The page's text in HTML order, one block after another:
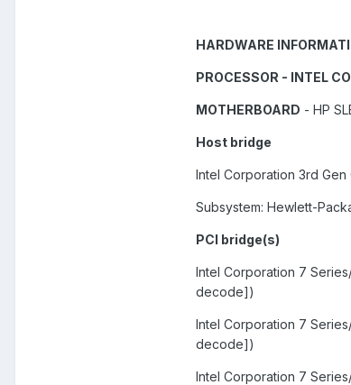
HARDWARE
PROCESSOR - INTEL
MOTHERBOARD - HP
Host bridge
Intel Corporation 3rd
Subsystem: Hewlett-
PCI bridge(s)
Intel Corporation 7
decode])
Intel Corporation 7
decode])
Intel Corporation 7